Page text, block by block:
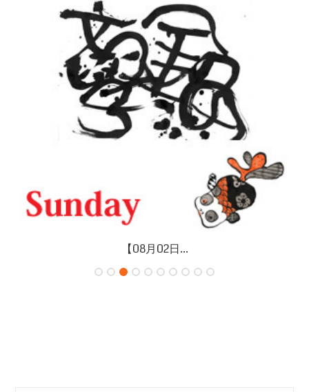
【08月02日...